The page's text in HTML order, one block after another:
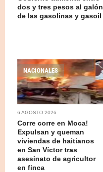
dos y tres pesos al galón
de las gasolinas y gasoil
NACIONALES
6 AGOSTO 2026
Corre corre en Moca!
Expulsan y queman
viviendas de haitianos
en San Víctor tras
asesinato de agricultor
en finca